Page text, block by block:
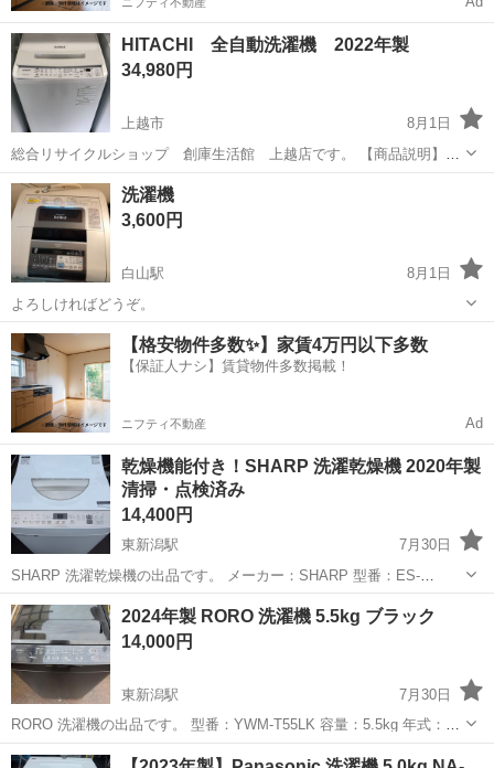
HITACHI 全自動洗濯機 2022年製
34,980円
上越市
8月1日
総合リサイクルショップ 創庫生活館 上越店です。 【商品説明】
HITACHIの全自動洗濯機になります。 BW-V70H 7.0㎏ サイズ：幅
新潟 上越市 生活家電
洗濯機
3,600円
白山駅
8月1日
よろしければどうぞ。
新潟 新潟市 白山駅 生活家電
【格安物件多数✨】家賃4万円以下多数
【保証人ナシ】賃貸物件多数掲載！
ニフティ不動産 Ad
乾燥機能付き！SHARP 洗濯乾燥機 2020年製
清掃・点検済み
14,400円
東新潟駅
7月30日
SHARP 洗濯乾燥機の出品です。 メーカー：SHARP 型番：ES-
T5DBK-N 年式：2020年製 洗濯容量：5.5kg 乾燥容量：3.5kg 新入荷品
を点検・清掃しました。 洗濯槽、洗剤投入口、乾燥フィルター、フ...
新潟 新潟市 東新潟駅 生活家電
2024年製 RORO 洗濯機 5.5kg ブラック
14,000円
東新潟駅
7月30日
RORO 洗濯機の出品です。 型番：YWM-T55LK 容量：5.5kg 年式：
2024年製 カラー：ブラック系 新入荷品を点検・清掃しました。 洗濯
新潟 新潟市 東新潟駅